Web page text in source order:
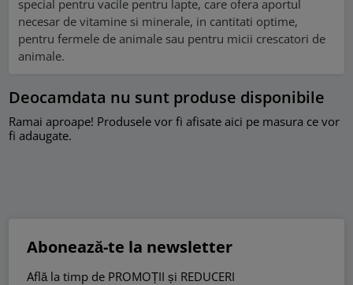
special pentru vacile pentru lapte, care ofera aportul
necesar de vitamine si minerale, in cantitati optime,
pentru fermele de animale sau pentru micii crescatori de
animale.
Deocamdata nu sunt produse disponibile
Ramai aproape! Produsele vor fi afisate aici pe masura ce vor
fi adaugate.
Abonează-te la newsletter
Află la timp de PROMOȚII și REDUCERI